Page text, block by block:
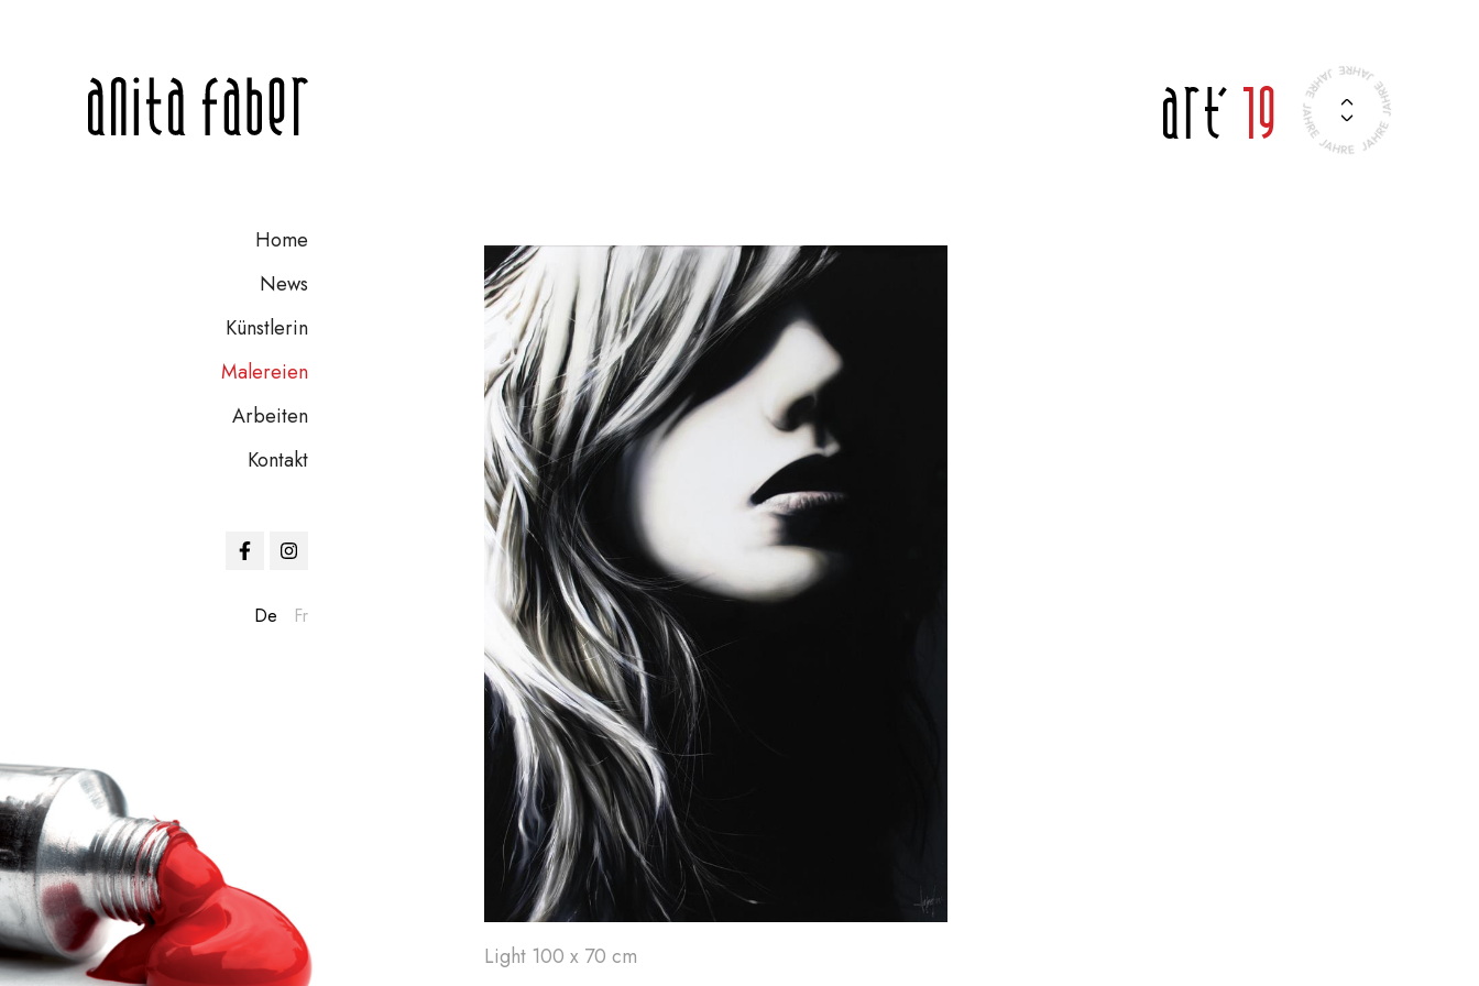
Home
News
Künstlerin
Malereien
Arbeiten
Kontakt
De Fr
Art' 19
Art' 24
Light 100 x 70 cm